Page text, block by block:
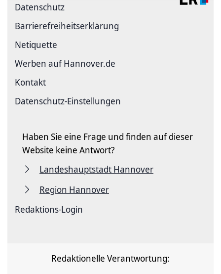
Datenschutz
Barriere­freiheits­erklärung
Netiquette
Werben auf Hannover.de
Kontakt
Datenschutz-Einstellungen
Haben Sie eine Frage und finden auf dieser
Website keine Antwort?
Landeshauptstadt Hannover
Region Hannover
Redaktions-Login
Redaktionelle Verantwortung: